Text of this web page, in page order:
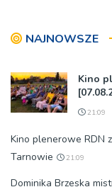
NAJNOWSZE
Kino
21:09
Kino plenerowe RDN
Tarnowie
21:09
Dominika Brzeska